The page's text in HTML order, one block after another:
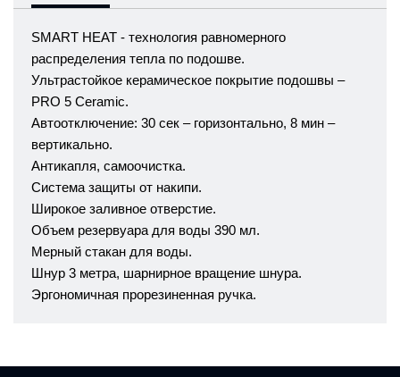
SMART HEAT - технология равномерного
распределения тепла по подошве.
Ультрастойкое керамическое покрытие подошвы –
PRO 5 Ceramic.
Автоотключение: 30 сек – горизонтально, 8 мин –
вертикально.
Антикапля, самоочистка.
Система защиты от накипи.
Широкое заливное отверстие.
Объем резервуара для воды 390 мл.
Мерный стакан для воды.
Шнур 3 метра, шарнирное вращение шнура.
Эргономичная прорезиненная ручка.